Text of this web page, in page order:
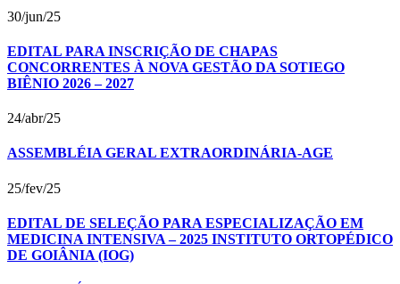
30/jun/25
EDITAL PARA INSCRIÇÃO DE CHAPAS
CONCORRENTES À NOVA GESTÃO DA SOTIEGO
BIÊNIO 2026 – 2027
24/abr/25
ASSEMBLÉIA GERAL EXTRAORDINÁRIA-AGE
25/fev/25
EDITAL DE SELEÇÃO PARA ESPECIALIZAÇÃO EM
MEDICINA INTENSIVA – 2025 INSTITUTO ORTOPÉDICO
DE GOIÂNIA (IOG)